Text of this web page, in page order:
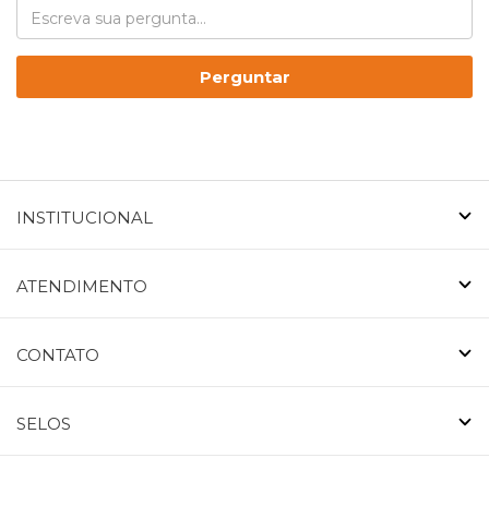
Perguntar
INSTITUCIONAL
ATENDIMENTO
CONTATO
SELOS